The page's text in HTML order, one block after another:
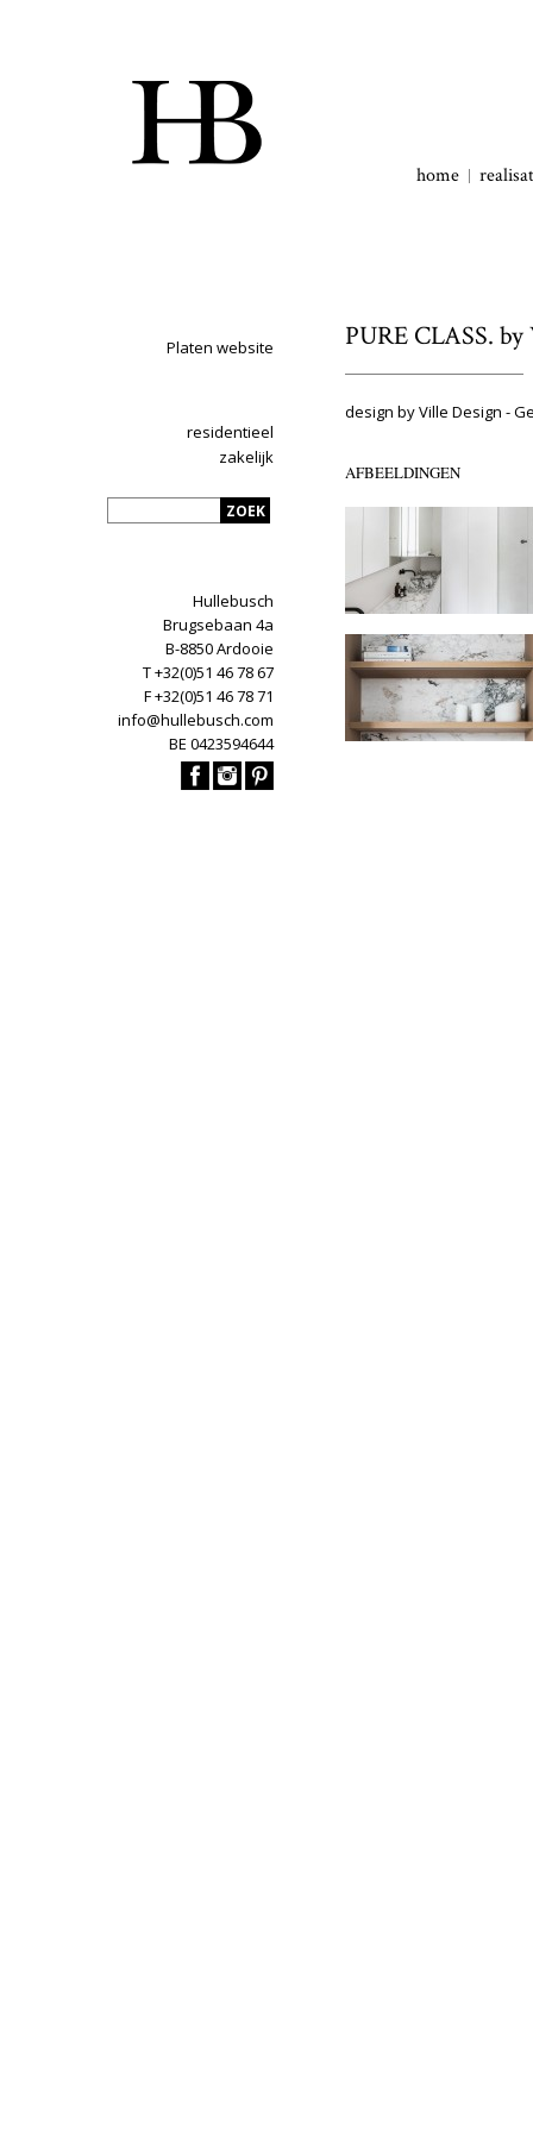
home
Platen website
residentieel
zakelijk
Hullebusch
Brugsebaan 4a
B-8850 Ardooie
T +32(0)51 46 78 67
F +32(0)51 46 78 71
info@hullebusch.com
BE 0423594644
PURE CLASS.
design by Ville Design -
AFBEELDINGEN